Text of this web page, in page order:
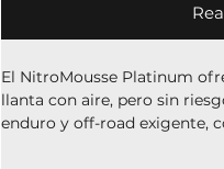
El NitroMousse Platinum
llanta con aire, pero sin
enduro y off-road exigente,